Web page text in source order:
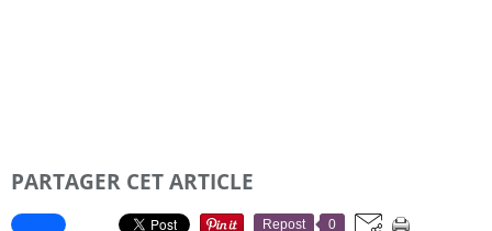
PARTAGER CET ARTICLE
Repost 0